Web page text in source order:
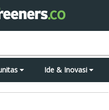
Ide & Inovasi